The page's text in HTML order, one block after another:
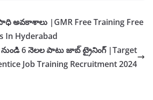
అవకాశాలు |GMR Free Training Free
In Hyderabad
నుండి 6 నెలల పాటు జాబ్ ట్రైనింగ్ |Target
Job Training Recruitment 2024